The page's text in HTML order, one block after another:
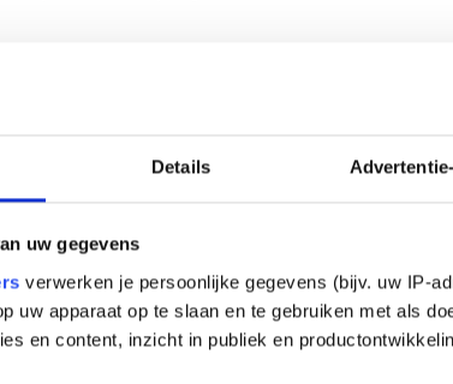
Details
uw gegevens
verwerken je persoonlijke gegevens (bijv. uw IP-
uw apparaat op te slaan en te gebruiken met als
en content, inzicht in publiek en
natuurlijk. Leraren hebben hun eigen toilet bij de